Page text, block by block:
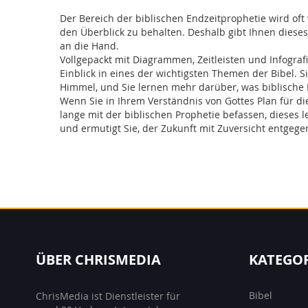
Der Bereich der biblischen Endzeitprophetie wird
den Überblick zu behalten. Deshalb gibt Ihnen
an die Hand.
Vollgepackt mit Diagrammen, Zeitleisten und
Einblick in eines der wichtigsten Themen der Bibel.
Himmel, und Sie lernen mehr darüber, was
Wenn Sie in Ihrem Verständnis von Gottes Plan für
lange mit der biblischen Prophetie befassen,
und ermutigt Sie, der Zukunft mit Zuversicht
ÜBER CHRISMEDIA
ChrisMedia ist Dienstleister für
Bibel